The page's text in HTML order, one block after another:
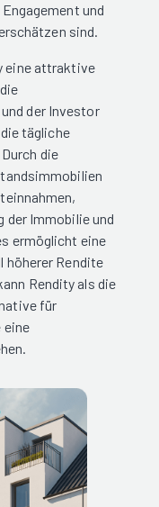
und
sind.
eine attraktive
der Investor
tägliche
die
Immobilie und
ermöglicht eine
Rendite
Rendity als die
für
eine